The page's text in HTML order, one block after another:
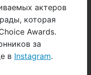
актеров
которая
Awards.
за
в Instagram.